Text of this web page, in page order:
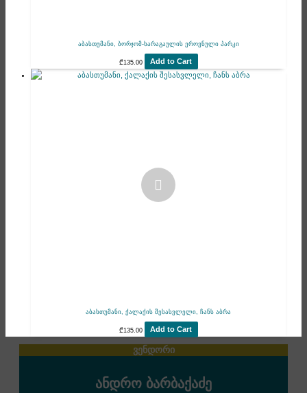
აბასთუმანი, ბორჯომ-ხარაგაულის ეროვნული პარკი
₾135.00 Add to Cart
აბასთუმანი, ქალაქის შესასვლელი, ჩანს აბრა
₾135.00 Add to Cart
ვენდორი
ანდრო ბარბაქაძე